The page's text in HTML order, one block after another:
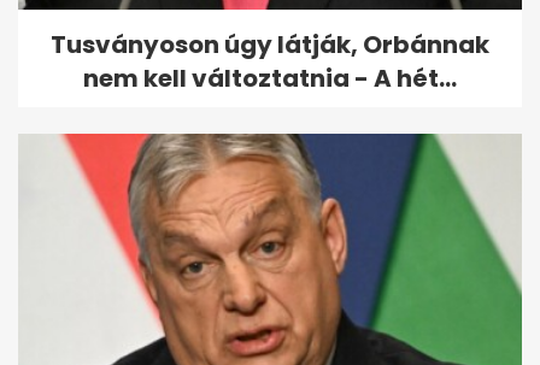
Tusványoson úgy látják, Orbánnak
nem kell változtatnia - A hét...